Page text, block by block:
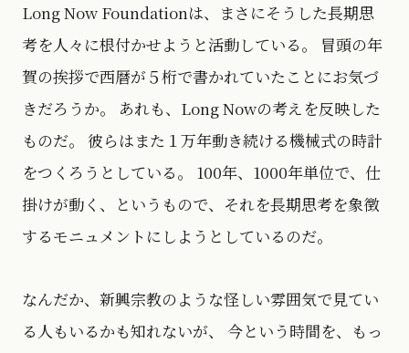
Long Now Foundationは、まさにそうした長期思
考を人々に根付かせようと活動している。 冒頭の年
賀の挨拶で西暦が５桁で書かれていたことにお気づ
きだろうか。 あれも、Long Nowの考えを反映した
ものだ。 彼らはまた１万年動き続ける機械式の時計
をつくろうとしている。 100年、1000年単位で、仕
掛けが動く、というもので、それを長期思考を象徴
するモニュメントにしようとしているのだ。
なんだか、新興宗教のような怪しい雰囲気で見てい
る人もいるかも知れないが、 今という時間を、もっ